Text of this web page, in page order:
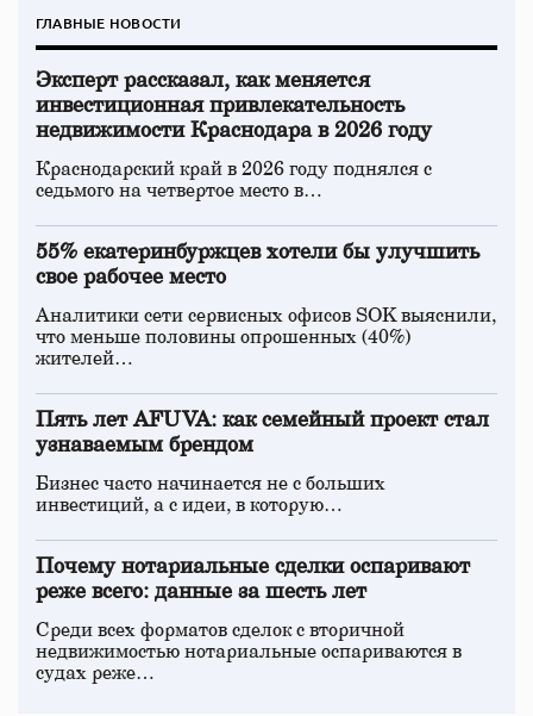
ГЛАВНЫЕ НОВОСТИ
Эксперт рассказал, как меняется
инвестиционная привлекательность
недвижимости Краснодара в 2026 году
Краснодарский край в 2026 году поднялся с
седьмого на четвертое место в…
55% екатеринбуржцев хотели бы улучшить
свое рабочее место
Аналитики сети сервисных офисов SOK выяснили,
что меньше половины опрошенных (40%)
жителей…
Пять лет AFUVA: как семейный проект стал
узнаваемым брендом
Бизнес часто начинается не с больших
инвестиций, а с идеи, в которую…
Почему нотариальные сделки оспаривают
реже всего: данные за шесть лет
Среди всех форматов сделок с вторичной
недвижимостью нотариальные оспариваются в
судах реже…